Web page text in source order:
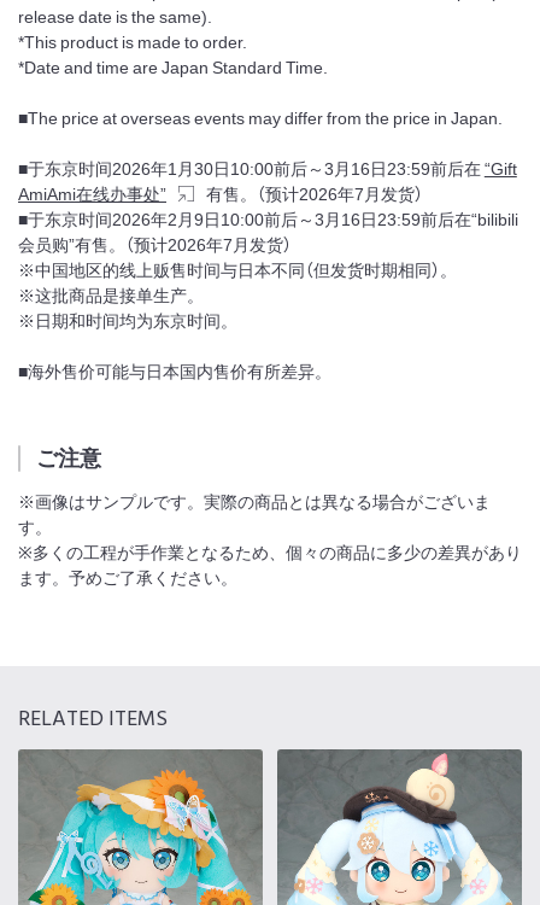
release date is the same).
*This product is made to order.
*Date and time are Japan Standard Time.
■The price at overseas events may differ from the price in Japan.
■于东京时间2026年1月30日10:00前后～3月16日23:59前后在“Gift
AmiAmi在线办事处”
有售。（预计2026年7月发货）
■于东京时间2026年2月9日10:00前后～3月16日23:59前后在“bilibili
会员购”有售。（预计2026年7月发货）
※中国地区的线上贩售时间与日本不同（但发货时期相同）。
※这批商品是接单生产。
※日期和时间均为东京时间。
■海外售价可能与日本国内售价有所差异。
ご注意
※画像はサンプルです。実際の商品とは異なる場合がございま
す。
※多くの工程が手作業となるため、個々の商品に多少の差異があり
ます。予めご了承ください。
RELATED ITEMS